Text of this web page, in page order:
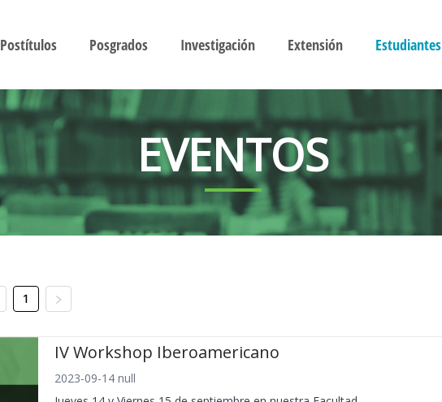
Postítulos Posgrados Investigación Extensión Estudiantes
EVENTOS
1
IV Workshop Iberoamericano
2023-09-14 null